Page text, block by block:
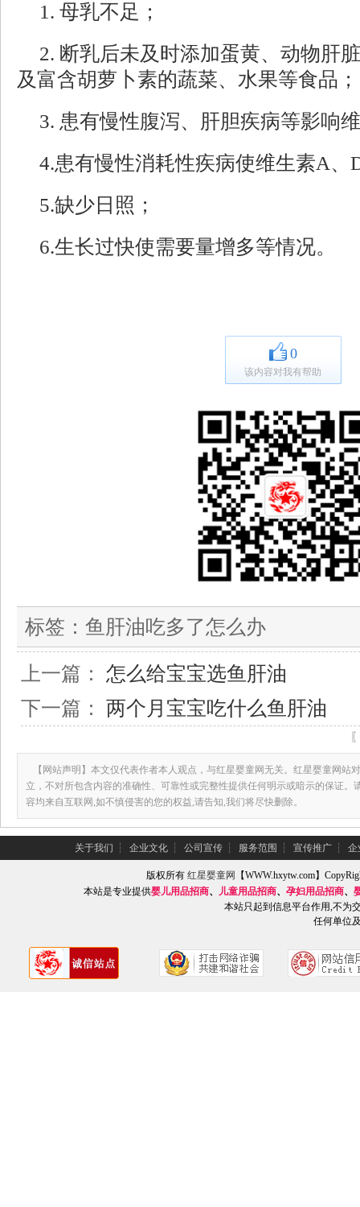
1. 母乳不足；
2. 断乳后未及时添加蛋黄、动物肝
及富含胡萝卜素的蔬菜、水果等食品；
3. 患有慢性腹泻、肝胆疾病等影响
4.患有慢性消耗性疾病使维生素A、
5.缺少日照；
6.生长过快使需要量增多等情况。
0
该内容对我有帮助
标签： 鱼肝油吃多了怎么办
上一篇： 怎么给宝宝选鱼肝油
下一篇： 两个月宝宝吃什么鱼肝油
【网站声明】本文仅代表作者本人观点，与红星婴童网无关。红星婴童网站
立，不对所包含内容的准确性、可靠性或完整性提供任何明示或暗示的保证。
容均来自互联网,如不慎侵害的您的权益,请告知,我们将尽快删除。
关于我们 ┆ 企业文化 ┆ 公司宣传 ┆ 服务范围 ┆ 宣传推广 ┆ 企
版权所有红星婴童网
【WWW.hxytw.com】
本站是专业提供婴儿用品招商、 儿童用品招商、 孕妇用品招商、
本站只起到信息平台作用,不为
任何单位